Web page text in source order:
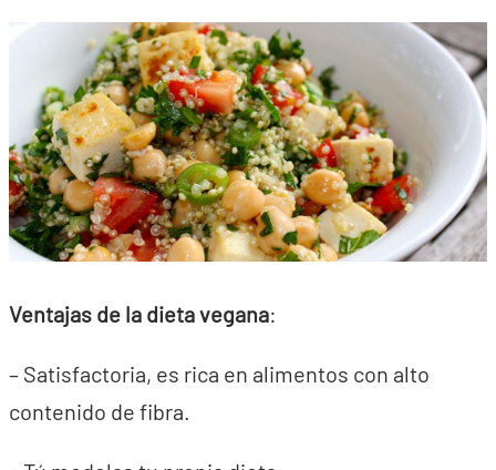
Ventajas de la dieta vegana:
– Satisfactoria, es rica en alimentos con alto
contenido de fibra.